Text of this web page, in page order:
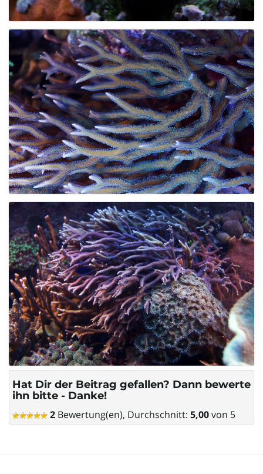
Hat Dir der Beitrag gefallen? Dann bewerte
ihn bitte - Danke!
2 Bewertung(en), Durchschnitt: 5,00von 5